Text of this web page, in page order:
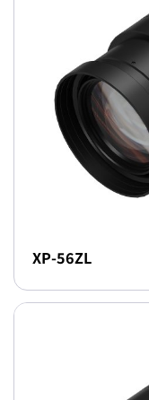
XP-56ZL